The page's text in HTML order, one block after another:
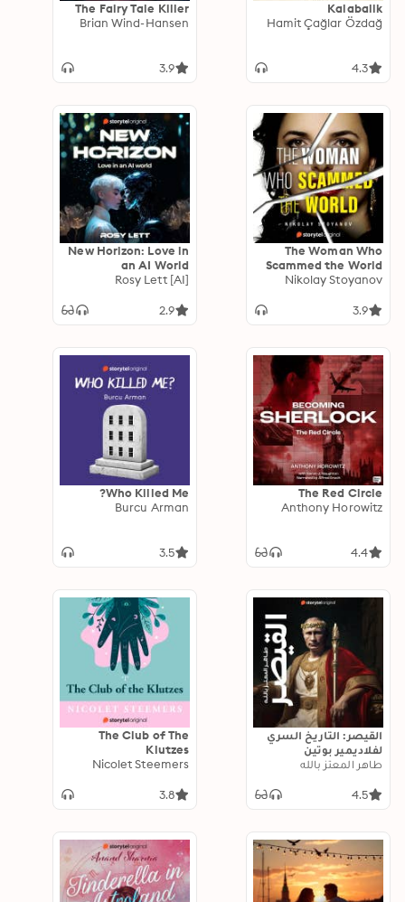
Kalabalik
Hamit Çağlar Özdağ
4.3
The Fairy Tale Killer
Brian Wind-Hansen
3.9
The Woman Who
Scammed the World
Nikolay Stoyanov
3.9
New Horizon: Love in
an AI World
Rosy Lett [AI]
2.9
The Red Circle
Anthony Horowitz
4.4
Who Killed Me?
Burcu Arman
3.5
القيصر: التاريخ السري
لفلاديمير بوتين
طاهر المعتز بالله
4.5
The Club of The
Klutzes
Nicolet Steemers
3.8